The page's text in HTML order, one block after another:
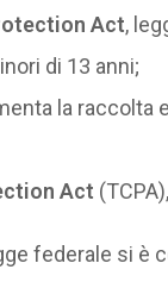
Act,
di 13 anni;
la raccolta
Act
federale si è